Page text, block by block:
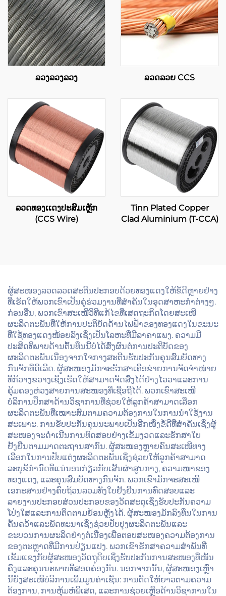
ລວງລວງລວງ ລວດລວຍ CCS
ລວດທອງເເດງປະສົມເຫຼັກ
(CCS Wire)
Tinn Plated Copper
Clad Aluminium (T-CCA)
ຜູ້ສະໜອງລວດລວດສະຕີນປະກອບດ້ວຍທອງແດງໃຫ້ຂໍ້ດີຫຼາຍຢ່າງ
ທີ່ເຮັດໃຫ້ພວກເຂົາເປັນຄູ່ຮ່ວມງານທີ່ສຳຄັນໃນອຸດສາຫະກຳຕ່າງໆ.
ກ່ອນອື່ນ, ພວກເຂົາສະເໜີວິທີແກ້ໄຂທີ່ເສດຖະກິດໂດຍສະເໜີ
ຜະລິດຕະພັນທີ່ໃຫ້ການປະຕິບັດດ້ານໄຟຟ້າຂອງທອງແດງໃນຂະນະ
ທີ່ໃຊ້ທອງແດງໜ້ອຍລົງເຊິ່ງເປັນໂລຫະທີ່ມີລາຄາແພງ. ຄວາມມີ
ປະສິດທິພາບດ້ານຕົ້ນທຶນນີ້ບໍ່ໄດ້ສົ່ງຜົນຕໍ່ການປະຕິບັດຂອງ
ຜະລິດຕະພັນເນື່ອງຈາກໃຈກາງສະຕີນຮັບປະກັນຄຸນສົມບັດທາງ
ກົນຈັກທີ່ດີເລີດ. ຜູ້ສະໜອງມັກຈະຮັກສາເຄືອຂ່າຍການຈັດຈຳໜ່າຍ
ທີ່ກ້ວາງຂວາງເຊິ່ງເຮັດໃຫ້ສາມາດຈັດສົ່ງໄດ້ຢ່າງໄວວາແລະການ
ຄຸ້ມຄອງຫ່ວງສາຍການສະໜອງທີ່ເຊື່ອຖືໄດ້. ພວກເຂົາສະເໜີ
ບໍລິການປຶກສາດ້ານວິຊາການທີ່ຊ່ວຍໃຫ້ລູກຄ້າສາມາດເລືອກ
ຜະລິດຕະພັນທີ່ເໝາະສົມຕາມຄວາມຕ້ອງການໃນການນຳໃຊ້ງານ
ສະເພາະ. ການຮັບປະກັນຄຸນນະພາບເປັນອີກໜຶ່ງຂໍ້ດີທີ່ສຳຄັນເຊິ່ງຜູ້
ສະໜອງຈະດຳເນີນການທົດສອບຢ່າງເຂັ້ມງວດແລະຮັກສາໃບ
ຢັ້ງຢືນຕາມມາດຕະຖານສາກົນ. ຜູ້ສະໜອງຫຼາຍຄົນສະເໜີທາງ
ເລືອກໃນການປັບແຕ່ງຜະລິດຕະພັນເຊິ່ງຊ່ວຍໃຫ້ລູກຄ້າສາມາດ
ລະບຸຂໍ້ກຳນົດທີ່ແນ່ນອນກ່ຽວກັບເສັ້ນຜ່າສູນກາງ, ຄວາມໜາຂອງ
ທອງແດງ, ແລະຄຸນສົມບັດທາງກົນຈັກ. ພວກເຂົາມັກຈະສະເໜີ
ເອກະສານຢ່າງຄົບຖ້ວນລວມທັງໃບຢັ້ງຢືນການທົດສອບແລະ
ລາຍງານປະກອບສ່ວນປະກອບຂອງວັດສະດຸເຊິ່ງຮັບປະກັນຄວາມ
ໂປ່ງໃສແລະການຕິດຕາມຍ້ອນຫຼັງໄດ້. ຜູ້ສະໜອງມັກລົງທຶນໃນການ
ຄົ້ນຄວ້າແລະພັດທະນາເຊິ່ງຊ່ວຍປັບປຸງຜະລິດຕະພັນແລະ
ຂະບວນການຜະລິດຢ່າງຕໍ່ເນື່ອງເພື່ອຕອບສະໜອງຄວາມຕ້ອງການ
ຂອງຕະຫຼາດທີ່ມີການປ່ຽນແປງ. ພວກເຂົາຮັກສາຄວາມສຳພັນທີ່
ເຂັ້ມແຂງກັບຜູ້ສະໜອງວັດຖຸດິບເຊິ່ງຮັບປະກັນການສະໜອງທີ່ໝັ້ນ
ຄົງແລະຄຸນນະພາບທີ່ສອດຄ່ອງກັນ. ນອກຈາກນັ້ນ, ຜູ້ສະໜອງເຫຼົ່າ
ນີ້ຍັງສະເໜີບໍລິການເພີ່ມມູນຄ່າເຊັ່ນ: ການຕັດໃຫ້ຍາວຕາມຄວາມ
ຕ້ອງການ, ການຫຸ້ມຫໍ່ພິເສດ, ແລະການຊ່ວຍເຫຼືອດ້ານວິຊາການໃນ